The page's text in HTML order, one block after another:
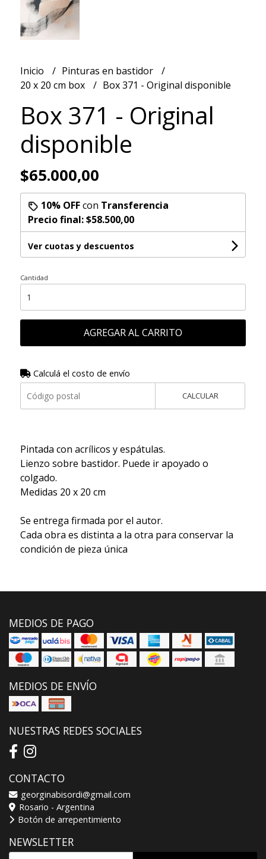
Inicio
Pinturas en bastidor
20 x 20 cm box
Box 371 - Original disponible
Box 371 - Original
disponible
$65.000,00
10% OFFcon Transferencia
Precio final:$58.500,00
Ver cuotas y descuentos
Cantidad
AGREGAR AL CARRITO
Calculá el costo de envío
CALCULAR
Pintada con acrílicos y espátulas.
Lienzo sobre bastidor. Puede ir apoyado o
colgado.
Medidas 20 x 20 cm
Se entrega firmada por el autor.
Cada obra es distinta a la otra para conservar la
condición de pieza única
MEDIOS DE PAGO
MEDIOS DE ENVÍO
NUESTRAS REDES SOCIALES
CONTACTO
georginabisordi@gmail.com
Rosario - Argentina
Botón de arrepentimiento
NEWSLETTER